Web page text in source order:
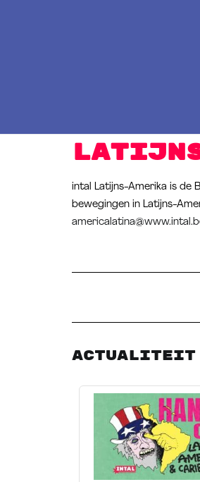
intal Latijns-Amerika is de
bewegingen in Latijns-
Actualiteit